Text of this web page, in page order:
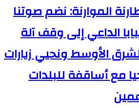
الموارنة: نضم صوتنا
الداعي إلى وقف آلة
الأوسط ونحيي زيارات
مع أساقفة للبلدات